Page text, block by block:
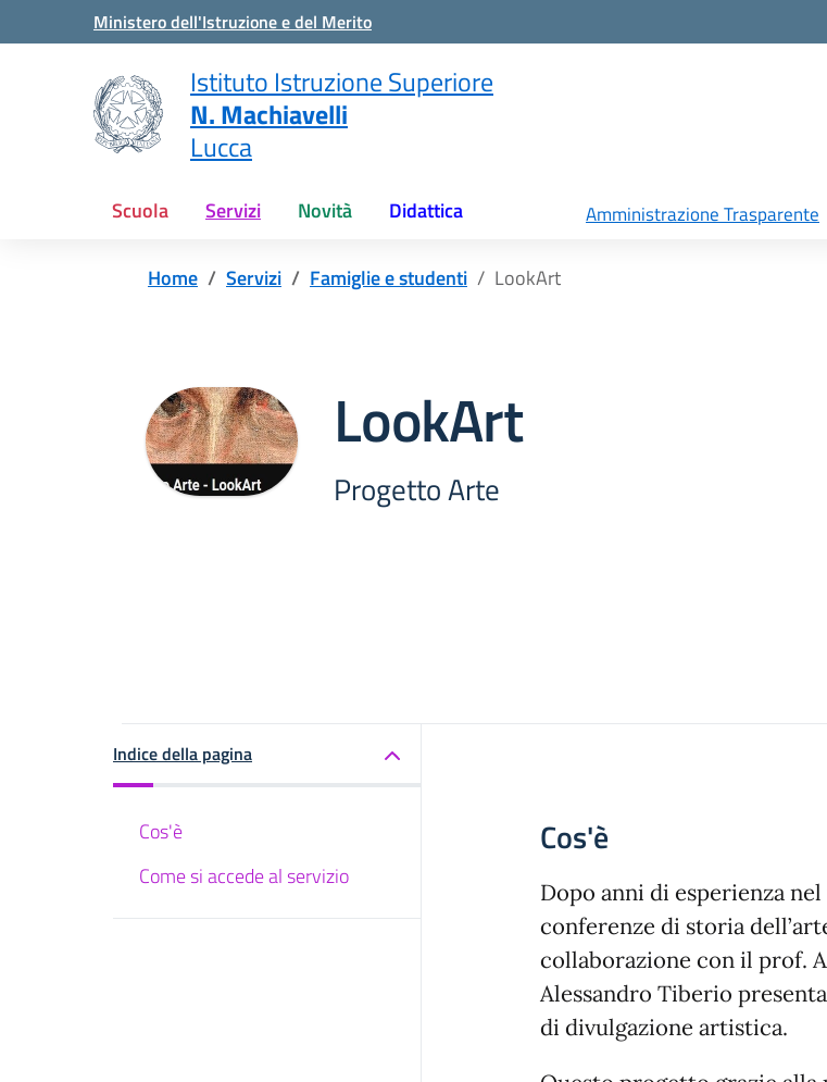
Vai ai contenuti
Vai al menu di navigazione
Ministero dell'Istruzione e del Merito
Istituto Istruzione Superiore
N. Machiavelli
Lucca
Scuola Servizi Novità Didattica Amministrazione Trasparente
Home Servizi Famiglie e studenti LookArt
LookArt
Progetto Arte
Indice della pagina
Cos'è
Come si accede al servizio
Cos'è
Dopo anni di esperienza
conferenze di storia
collaborazione con il prof.
Alessandro Tiberio
di divulgazione artistica.